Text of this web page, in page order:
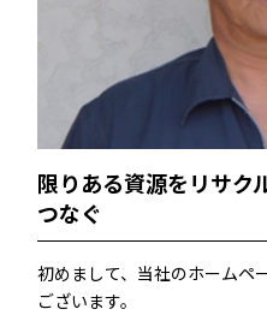
限りある資源をリサク
つなぐ
初めまして、当社のホームペ
ございます。